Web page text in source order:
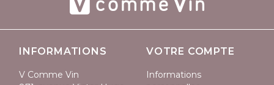
INFORMATIONS
V Comme Vin
VOTRE COMPTE
Informations